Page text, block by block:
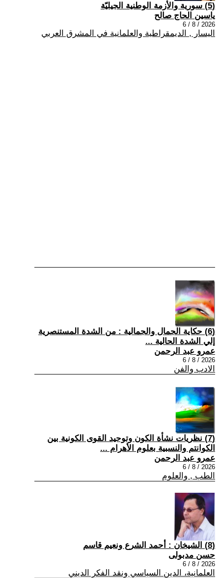
(5) سورية والأزمة الوطنية الجيليّة
ياسين الحاج صالح
2026 / 8 / 6
اليسار , الديمقراطية والعلمانية في المشرق العربي
(6) حكاية الجمال والجمالية : من الشدة المستنصرية
إلي الشدة الحالية ...
عمرو عبد الرحمن
2026 / 8 / 6
الادب والفن
(7) نظريات نشأة الكون وتوحيد القوى الكونية بين
الكوانتم والنسبية بعلوم الأهرام ...
عمرو عبد الرحمن
2026 / 8 / 6
الطب , والعلوم
(8) الشيخان : أحمد الشرع ونعيم قاسم
حسن مدبولى
2026 / 8 / 6
العلمانية، الدين السياسي ونقد الفكر الديني